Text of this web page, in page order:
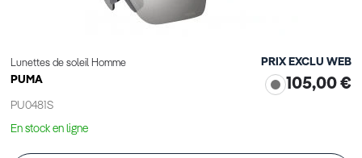
Lunettes de soleil Homme
PUMA
PU0481S
PRIX EXCLU WEB
105,00 €
En stock en ligne